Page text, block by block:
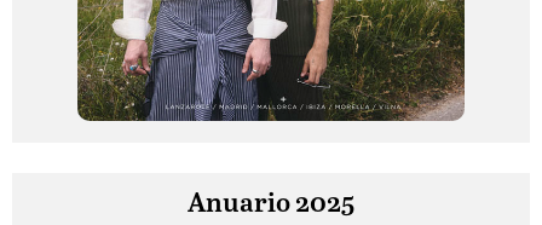
Anuario 2025